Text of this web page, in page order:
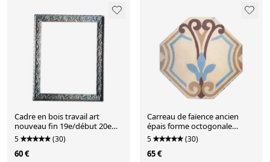
Cadre en bois travail art
nouveau fin 19e/début 20e
siècle
5 (30)
60 €
Carreau de faïence ancien
épais forme octogonale
motifs polychromes
5 (30)
65 €